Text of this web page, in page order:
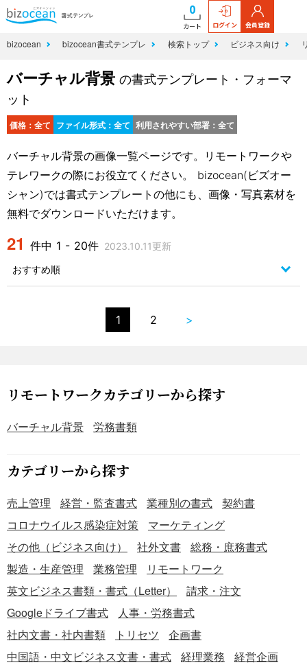
0
カート ログイン 会員登録
bizocean bizocean書式テンプレ 検索トップ ビジネス向け
バーチャル背景 の書式テンプレート・フォーマ
ット
価格：全て ファイル形式：全て 利用されやすい部署：全て
バーチャル背景の画像一覧ページです。リモートワークや
テレワークの際にお役立てください。 bizocean(ビズオー
シャン)では書式テンプレートの他にも、画像・写真素材を
無料でダウンロードいただけます。
21 件中 1 - 20件 2023.10.11更新
1 2 >
リモートワークカテゴリーから探す
バーチャル背景 労務書類
カテゴリーから探す
売上管理 経営・監査書式 業種別の書式
契約書
コロナウイルス感染症対策
マーケティング
その他（ビジネス向け）
社外文書
総務・庶務書式
製造・生産管理
業務管理
リモートワーク
英文ビジネス書類・書式（Letter）
請求・注文
Googleドライブ書式
人事・労務書式
社内文書・社内書類
トリセツ
企画書
中国語・中文ビジネス文書・書式
経理業務
経営企画